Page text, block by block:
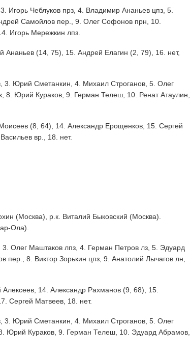
Игорь Чеблуков прз, 4. Владимир Ананьев цпз, 5.
Самойлов пер., 9. Олег Софонов прн, 10.
Игорь Мережкин лпз.
Ананьев (14, 75), 15. Андрей Елагин (2, 79), 16. нет,
Юрий Сметанкин, 4. Михаил Строганов, 5. Олег
8. Юрий Кураков, 9. Герман Телеш, 10. Ренат Атаулин,
(8, 64), 14. Александр Ерощенков, 15. Сергей
вр., 18. нет.
(Москва), р.к. Виталий Быковский (Москва).
Ола).
Олег Маштаков лпз, 4. Герман Петров лз, 5. Эдуард
пер., 8. Виктор Зорькин цпз, 9. Анатолий Лычагов лн,
14. Александр Рахманов (9, 68), 15.
Сергей Матвеев, 18. нет.
Юрий Сметанкин, 4. Михаил Строганов, 5. Олег
Юрий Кураков, 9. Герман Телеш, 10. Эдуард Абрамов,